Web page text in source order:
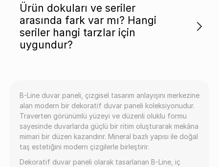
Ürün dokuları ve seriler
arasında fark var mı? Hangi
seriler hangi tarzlar için
uygundur?
B-Line duvar paneli, çizgisel tasarım anlayışını merkezine
alan modern bir dekoratif duvar paneli koleksiyonudur.
Traverten görünümlü yüzeyi ve düzenli oluklu formu
sayesinde duvarlarda güçlü bir ritim oluşturarak mekâna
mimari bir düzen kazandırır. Mineral bazlı yapısı ile doğal
taş estetiğini modern çizgilerle birleştirir.
Dekoratif duvar paneli olarak tasarlanan B-Line, iç